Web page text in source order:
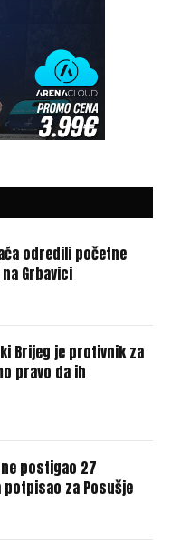
odredili početne
Grbavici
Brijeg je protivnik za
pravo da ih
postigao 27
potpisao za Posušje